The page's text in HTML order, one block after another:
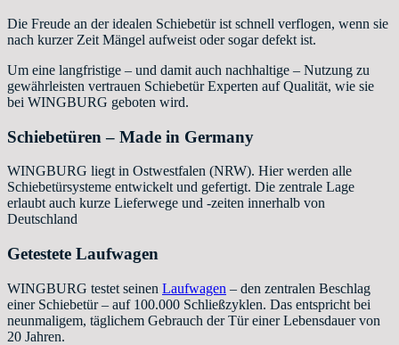
Die Freude an der idealen Schiebetür ist schnell verflogen, wenn sie
nach kurzer Zeit Mängel aufweist oder sogar defekt ist.
Um eine langfristige – und damit auch nachhaltige – Nutzung zu
gewährleisten vertrauen Schiebetür Experten auf Qualität, wie sie
bei WINGBURG geboten wird.
Schiebetüren – Made in Germany
WINGBURG liegt in Ostwestfalen (NRW). Hier werden alle
Schiebetürsysteme entwickelt und gefertigt. Die zentrale Lage
erlaubt auch kurze Lieferwege und -zeiten innerhalb von
Deutschland
Getestete Laufwagen
WINGBURG testet seinen Laufwagen – den zentralen Beschlag
einer Schiebetür – auf 100.000 Schließzyklen. Das entspricht bei
neunmaligem, täglichem Gebrauch der Tür einer Lebensdauer von
20 Jahren.